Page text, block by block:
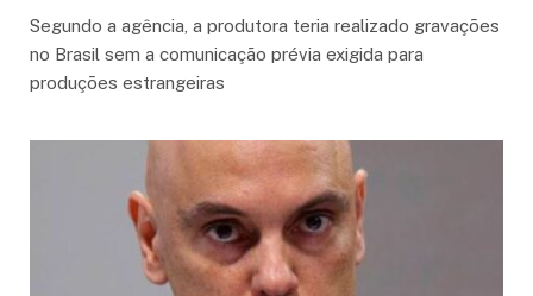
Segundo a agência, a produtora teria realizado gravações
no Brasil sem a comunicação prévia exigida para
produções estrangeiras